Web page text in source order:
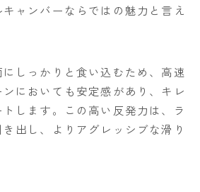
ャンバーならではの魅力と言え
しっかりと食い込むため、高速
においても安定感があり、キレ
します。この高い反発力は、ラ
出し、よりアグレッシブな滑り